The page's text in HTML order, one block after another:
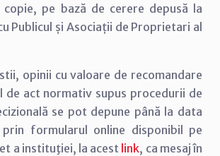
pe bază de cerere depusă la
Publicul și Asociații de Proprietari al
opinii cu valoare de recomandare
de act normativ supus procedurii de
se pot depune până la data
prin formularul online disponibil pe
a instituţiei, la acest link, ca mesaj în